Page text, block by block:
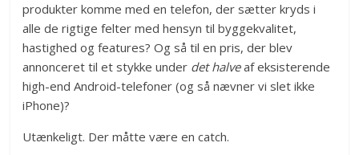
produkter komme med en telefon, der sætter kryds i
alle de rigtige felter med hensyn til byggekvalitet,
hastighed og features? Og så til en pris, der blev
annonceret til et stykke under det halveaf eksisterende
high-end Android-telefoner (og så nævner vi slet ikke
iPhone)?
Utænkeligt. Der måtte være en catch.